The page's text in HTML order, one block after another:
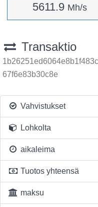
5611.9 Mh/s
Transaktio
67f6e83b30c8e
Vahvistukset
Lohkolta
aikaleima
Tuotos yhteensä
maksu